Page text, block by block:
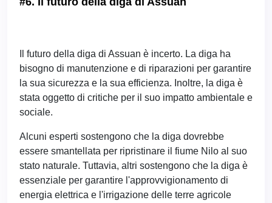
Il futuro della diga di Assuan è incerto. La diga ha
bisogno di manutenzione e di riparazioni per garantire
la sua sicurezza e la sua efficienza. Inoltre, la diga è
stata oggetto di critiche per il suo impatto ambientale e
sociale.
Alcuni esperti sostengono che la diga dovrebbe
essere smantellata per ripristinare il fiume Nilo al suo
stato naturale. Tuttavia, altri sostengono che la diga è
essenziale per garantire l'approvvigionamento di
energia elettrica e l'irrigazione delle terre agricole